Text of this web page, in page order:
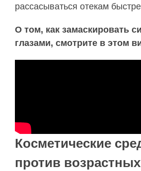
рассасываться отекам
О том, как замаскировать
глазами, смотрите в этом
Косметические
против возрастных